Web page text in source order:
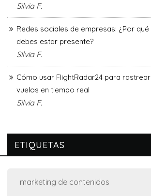
Silvia F.
Redes sociales de empresas: ¿Por qué
debes estar presente?
Silvia F.
Cómo usar FlightRadar24 para rastrear
vuelos en tiempo real
Silvia F.
ETIQUETAS
marketing de contenidos